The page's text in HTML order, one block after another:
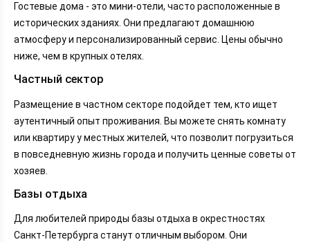
Гостевые дома - это мини-отели, часто расположенные в
исторических зданиях. Они предлагают домашнюю
атмосферу и персонализированный сервис. Цены обычно
ниже, чем в крупных отелях.
Частный сектор
Размещение в частном секторе подойдет тем, кто ищет
аутентичный опыт проживания. Вы можете снять комнату
или квартиру у местных жителей, что позволит погрузиться
в повседневную жизнь города и получить ценные советы от
хозяев.
Базы отдыха
Для любителей природы базы отдыха в окрестностях
Санкт-Петербурга станут отличным выбором. Они